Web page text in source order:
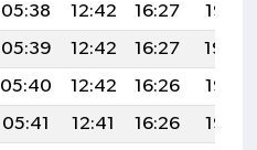
05:38 12:42 16:27
19:35
05:39 12:42 16:27
19:34
05:40 12:42 16:26
19:33
05:41 12:41 16:26
19:32